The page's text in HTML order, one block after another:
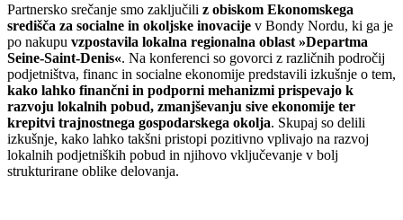
Partnersko srečanje smo zaključili z obiskom Ekonomskega
središča za socialne in okoljske inovacije v Bondy Nordu, ki ga je
po nakupu vzpostavila lokalna regionalna oblast »Departma
Seine-Saint-Denis«. Na konferenci so govorci z različnih področij
podjetništva, financ in socialne ekonomije predstavili izkušnje o tem,
kako lahko finančni in podporni mehanizmi prispevajo k
razvoju lokalnih pobud, zmanjševanju sive ekonomije ter
krepitvi trajnostnega gospodarskega okolja. Skupaj so delili
izkušnje, kako lahko takšni pristopi pozitivno vplivajo na razvoj
lokalnih podjetniških pobud in njihovo vključevanje v bolj
strukturirane oblike delovanja.